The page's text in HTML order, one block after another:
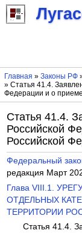
Главная » Законы РФ
» Статья 41.4.
Федерации и о
Статья 41.4.
Российской
Российской
Федеральный
редакция Март
Глава VIII.1.
ОТДЕЛЬНЫХ
ТЕРРИТОРИИ
Статья 41.4.